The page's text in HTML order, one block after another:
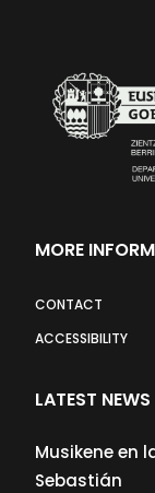
MORE
CONTACT
ACCESSIBILITY
LATEST NEWS
Musikene en
Sebastián